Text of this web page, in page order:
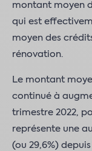
montant moyen
qui est
moyen des
rénovation.
Le montant
continué à
trimestre 2022,
représente une
(ou 29,6%)